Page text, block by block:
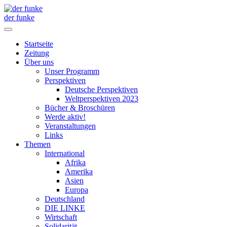
der funke
Startseite
Zeitung
Über uns
Unser Programm
Perspektiven
Deutsche Perspektiven
Weltperspektiven 2023
Bücher & Broschüren
Werde aktiv!
Veranstaltungen
Links
Themen
International
Afrika
Amerika
Asien
Europa
Deutschland
DIE LINKE
Wirtschaft